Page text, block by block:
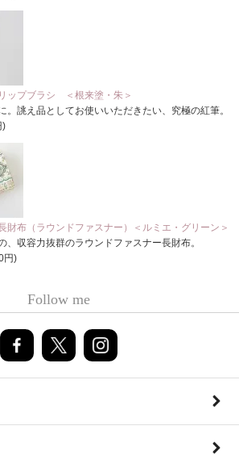
ップブラシ ＜根来塗・朱＞
。誂え品としてお使いいただきたい、究極の紅筆。
)
財布（ラウンドファスナー）＜ルミエ・グリーン＞
、収容力抜群のラウンドファスナー長財布。
円)
Follow me